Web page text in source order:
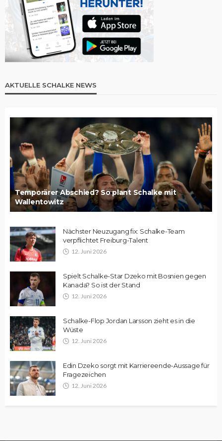
AKTUELLE SCHALKE NEWS
Temporärer Abschied? So plant Schalke mit
Wallentowitz
Nächster Neuzugang fix: Schalke-Team
verpflichtet Freiburg-Talent
12. Juni 2026
Spielt Schalke-Star Dzeko mit Bosnien gegen
Kanada? So ist der Stand
12. Juni 2026
Schalke-Flop Jordan Larsson zieht es in die
Wüste
12. Juni 2026
Edin Dzeko sorgt mit Karriereende-Aussage für
Fragezeichen
12. Juni 2026